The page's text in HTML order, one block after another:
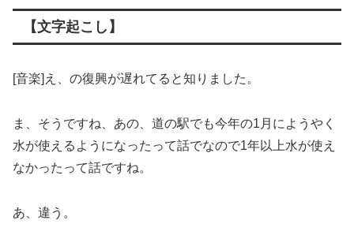
【文字起こし】
[音楽]え、の復興が遅れてると知りました。
ま、そうですね、あの、道の駅でも今年の1月にようやく
水が使えるようになったって話でなので1年以上水が使え
なかったって話ですね。
あ、違う。